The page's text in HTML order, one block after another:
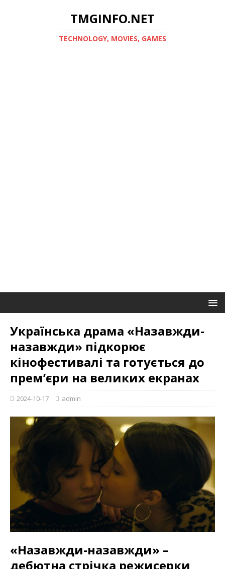
TMGINFO.NET
ТECHNOLOGY, MOVIES, GAMES
Українська драма «Назавжди-
назавжди» підкорює
кінофестивалі та готується до
прем’єри на великих екранах
2024-10-17 admin
«Назавжди-назавжди» –
дебютна стрічка режисерки